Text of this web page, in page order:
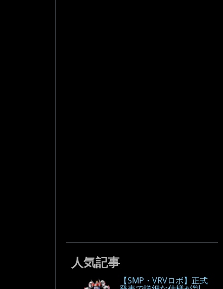
人気記事
【SMP・VRVロボ】正式